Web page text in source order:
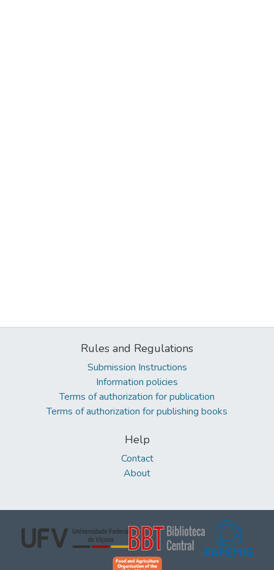
Rules and Regulations
Submission Instructions
Information policies
Terms of authorization for publication
Terms of authorization for publishing books
Help
Contact
About